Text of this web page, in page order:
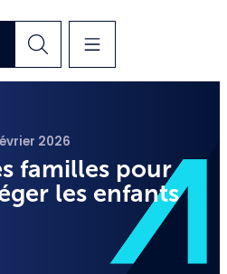
2026
familles pour
les enfants